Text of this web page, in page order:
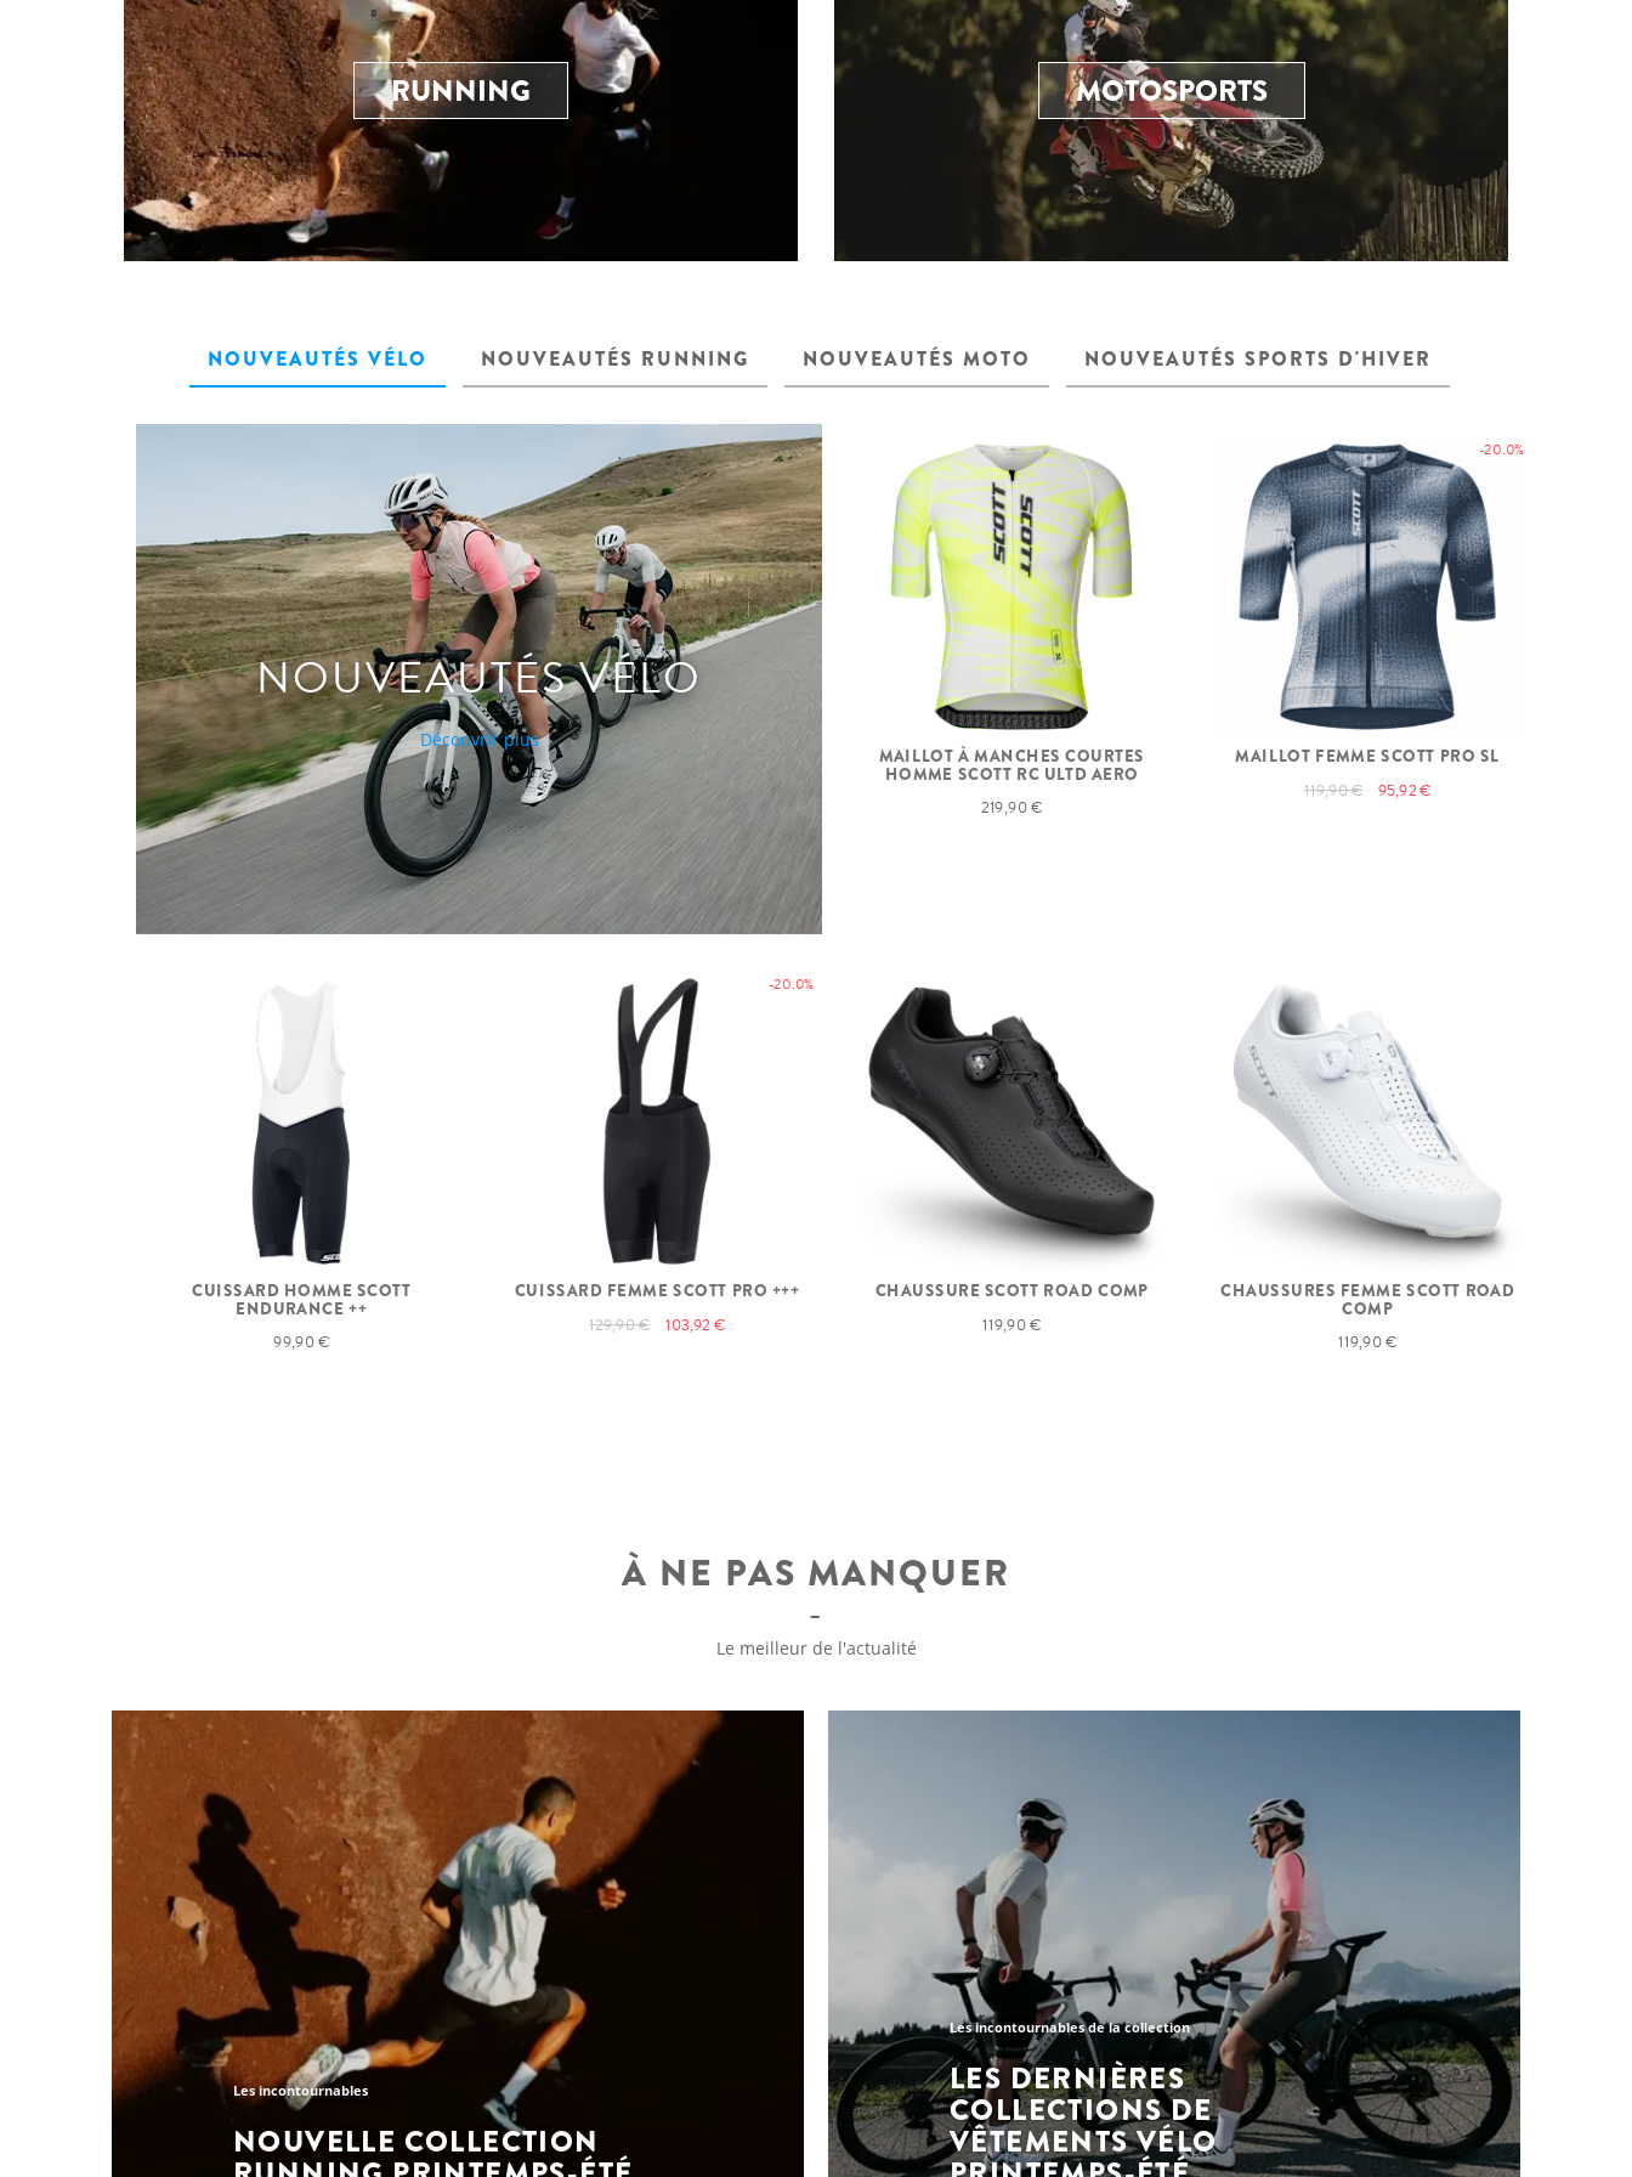
RUNNING MOTOSPORTS
NOUVEAUTÉS VÉLO NOUVEAUTÉS RUNNING NOUVEAUTÉS MOTO NOUVEAUTÉS SPORTS D'HIVER
NOUVEAUTÉS VÉLO
Découvrir plus
MAILLOT À MANCHES COURTES
HOMME SCOTT RC ULTD AERO
219,90 €
-20.0%
MAILLOT FEMME SCOTT PRO SL
119,90 € 95,92 €
CUISSARD HOMME SCOTT
ENDURANCE ++
99,90 €
-20.0%
CUISSARD FEMME SCOTT PRO +++
129,90 € 103,92 €
CHAUSSURE SCOTT ROAD COMP
119,90 €
CHAUSSURES FEMME SCOTT ROAD
COMP
119,90 €
À NE PAS MANQUER
Le meilleur de l'actualité
Les incontournables
NOUVELLE COLLECTION
Les incontournables de la collection
LES DERNIÈRES
COLLECTIONS DE
VÊTEMENTS VÉLO